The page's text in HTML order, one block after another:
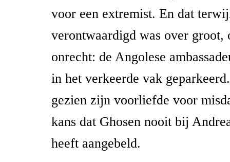
voor een extremist. En dat
verontwaardigd was over groot,
onrecht: de Angolese
in het verkeerde vak
gezien zijn voorliefde voor
kans dat Ghosen nooit bij
heeft aangebeld.